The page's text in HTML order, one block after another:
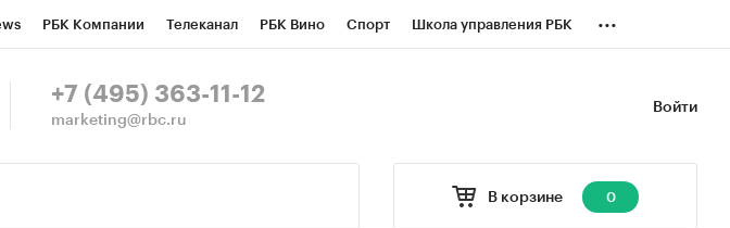
РБК Компании Телеканал РБК Вино Спорт Школа управления РБК
СПб Спецпроекты
...
Войти
+7 (495) 363-11-12
marketing@rbc.ru
В корзине 0